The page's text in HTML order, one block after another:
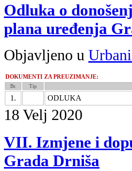
Odluka o
plana uređenja
Objavljeno u
DOKUMENTI ZA PREUZIMANJE:
Br. Tip
1. ODLUKA
18 Velj 2020
VII. Izmjene i
Grada Drniša